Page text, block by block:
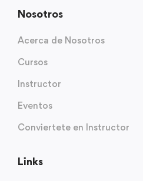
Nosotros
Acerca de Nosotros
Cursos
Instructor
Eventos
Conviertete en Instructor
Links